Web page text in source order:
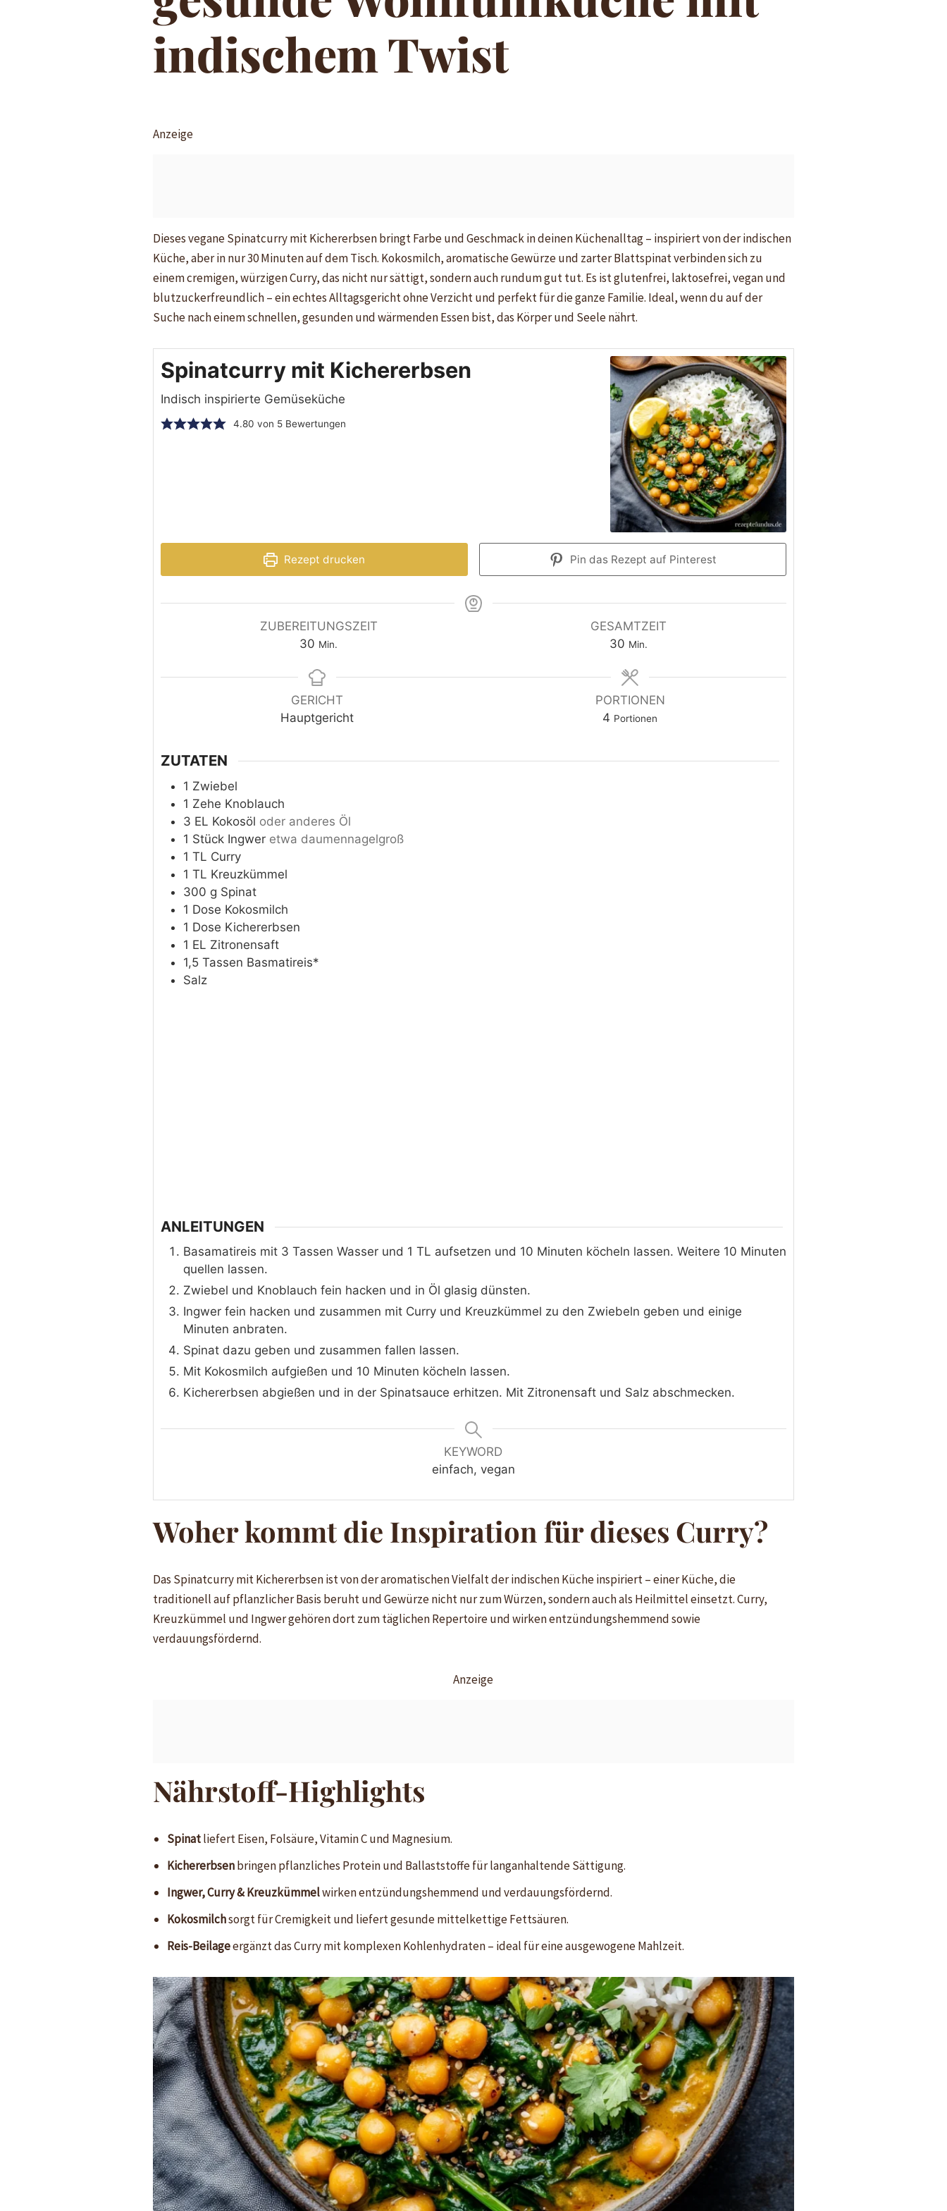
indischem Twist
Anzeige
Dieses vegane Spinatcurry mit Kichererbsen bringt Farbe und Geschmack in deinen Küchenalltag – inspiriert von der indischen
Küche, aber in nur 30 Minuten auf dem Tisch. Kokosmilch, aromatische Gewürze und zarter Blattspinat verbinden sich zu
einem cremigen, würzigen Curry, das nicht nur sättigt, sondern auch rundum gut tut. Es ist glutenfrei, laktosefrei, vegan und
blutzuckerfreundlich – ein echtes Alltagsgericht ohne Verzicht und perfekt für die ganze Familie. Ideal, wenn du auf der
Suche nach einem schnellen, gesunden und wärmenden Essen bist, das Körper und Seele nährt.
Spinatcurry mit Kichererbsen
Indisch inspirierte Gemüseküche
4.80 von 5 Bewertungen
Rezept drucken Pin das Rezept auf Pinterest
ZUBEREITUNGSZEIT
30 Min.
GESAMTZEIT
30 Min.
GERICHT
Hauptgericht
PORTIONEN
4 Portionen
ZUTATEN
1 Zwiebel
1 Zehe Knoblauch
3 EL Kokosöl oder anderes Öl
1 Stück Ingwer etwa daumennagelgroß
1 TL Curry
1 TL Kreuzkümmel
300 g Spinat
1 Dose Kokosmilch
1 Dose Kichererbsen
1 EL Zitronensaft
1,5 Tassen Basmatireis*
Salz
ANLEITUNGEN
Basamatireis mit 3 Tassen Wasser und 1 TL aufsetzen und 10 Minuten köcheln lassen. Weitere 10 Minuten
quellen lassen.
Zwiebel und Knoblauch fein hacken und in Öl glasig dünsten.
Ingwer fein hacken und zusammen mit Curry und Kreuzkümmel zu den Zwiebeln geben und einige
Minuten anbraten.
Spinat dazu geben und zusammen fallen lassen.
Mit Kokosmilch aufgießen und 10 Minuten köcheln lassen.
Kichererbsen abgießen und in der Spinatsauce erhitzen. Mit Zitronensaft und Salz abschmecken.
KEYWORD
einfach, vegan
Woher kommt die Inspiration für dieses Curry?
Das Spinatcurry mit Kichererbsen ist von der aromatischen Vielfalt der indischen Küche inspiriert – einer Küche, die
traditionell auf pflanzlicher Basis beruht und Gewürze nicht nur zum Würzen, sondern auch als Heilmittel einsetzt. Curry,
Kreuzkümmel und Ingwer gehören dort zum täglichen Repertoire und wirken entzündungshemmend sowie
verdauungsfördernd.
Anzeige
Nährstoff-Highlights
Spinatliefert Eisen, Folsäure, Vitamin C und Magnesium.
Kichererbsenbringen pflanzliches Protein und Ballaststoffe für langanhaltende Sättigung.
Ingwer, Curry & Kreuzkümmelwirken entzündungshemmend und verdauungsfördernd.
Kokosmilchsorgt für Cremigkeit und liefert gesunde mittelkettige Fettsäuren.
Reis-Beilageergänzt das Curry mit komplexen Kohlenhydraten – ideal für eine ausgewogene Mahlzeit.